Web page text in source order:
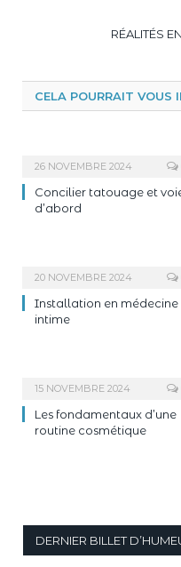
RÉALITÉS
CELA POURRAIT VOUS
26 NOVEMBRE 2024
Concilier tatouage et
d’abord
20 NOVEMBRE 2024
Installation en médecine
intime
15 NOVEMBRE 2024
Les fondamentaux d’une
routine cosmétique
DERNIER BILLET